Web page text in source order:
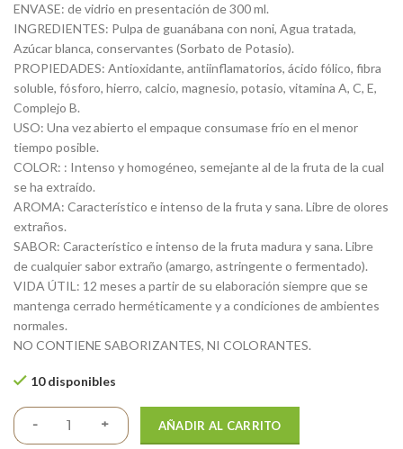
ENVASE: de vidrio en presentación de 300 ml.
INGREDIENTES: Pulpa de guanábana con noni, Agua tratada,
Azúcar blanca, conservantes (Sorbato de Potasio).
PROPIEDADES: Antioxidante, antiinflamatorios, ácido fólico, fibra
soluble, fósforo, hierro, calcio, magnesio, potasio, vitamina A, C, E,
Complejo B.
USO: Una vez abierto el empaque consumase frío en el menor
tiempo posible.
COLOR: : Intenso y homogéneo, semejante al de la fruta de la cual
se ha extraído.
AROMA: Característico e intenso de la fruta y sana. Libre de olores
extraños.
SABOR: Característico e intenso de la fruta madura y sana. Libre
de cualquier sabor extraño (amargo, astringente o fermentado).
VIDA ÚTIL: 12 meses a partir de su elaboración siempre que se
mantenga cerrado herméticamente y a condiciones de ambientes
normales.
NO CONTIENE SABORIZANTES, NI COLORANTES.
10 disponibles
AÑADIR AL CARRITO